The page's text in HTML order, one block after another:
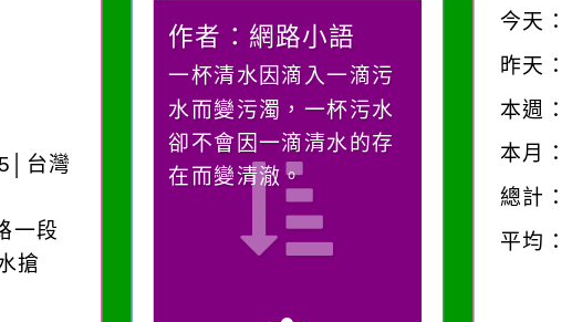
台灣
一段
搶
小語
滴入一滴污
。
作者：網路小語
生活是一面鏡子。你對
它笑，它就對你笑；你
對它哭，它也對你哭。
今天：
昨天：
本週：
本月：
總計：
平均：